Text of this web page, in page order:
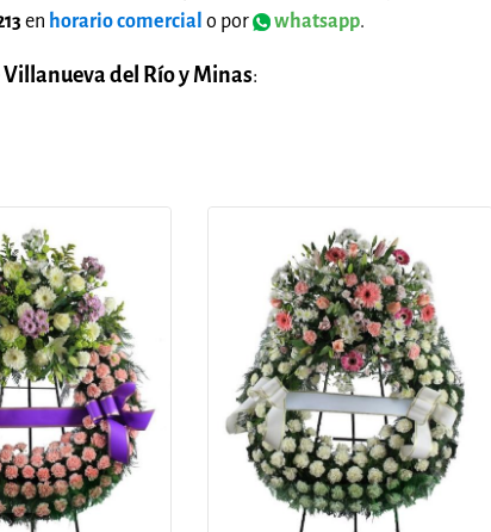
en horario comercial o por whatsapp.
Villanueva del Río y Minas: